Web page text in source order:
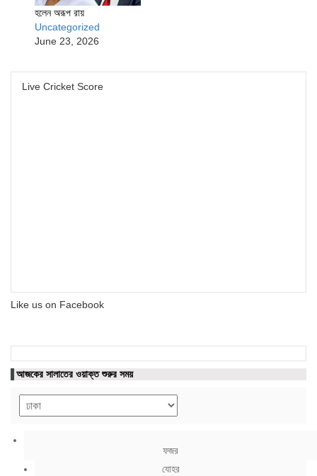
হলেন অরূপ রায়
Uncategorized
June 23, 2026
Live Cricket Score
Like us on Facebook
আজকের সালাতের ওয়াক্ত শুরুর সময়
ফজর
যোহর